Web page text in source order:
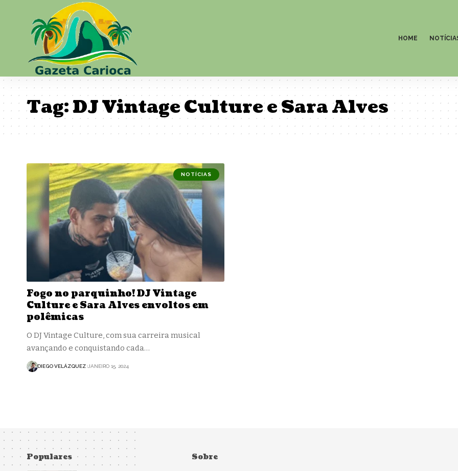
HOME
Tag:DJ Vintage Culture e Sara Alves
NOTÍCIAS
Fogo no parquinho! DJ Vintage
Culture e Sara Alves envoltos em
polêmicas
O DJ Vintage Culture, com sua carreira musical
avançando e conquistando cada…
DIEGO VELÁZQUEZ JANEIRO 15, 2024
Populares
Sobre